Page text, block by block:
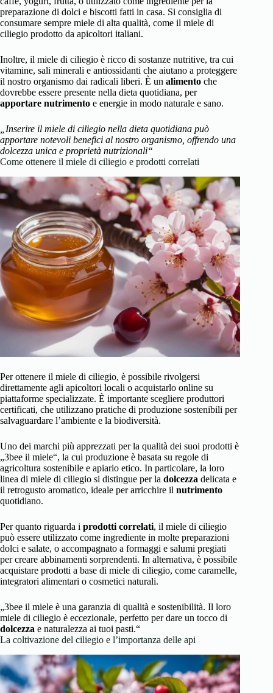
preparazione di dolci e biscotti fatti in casa. Si consiglia di
consumare sempre miele di alta qualità, come il miele di
ciliegio prodotto da apicoltori italiani.
Inoltre, il miele di ciliegio è ricco di sostanze nutritive, tra cui
vitamine, sali minerali e antiossidanti che aiutano a proteggere
il nostro organismo dai radicali liberi. È un alimento che
dovrebbe essere presente nella dieta quotidiana, per
apportare nutrimento e energie in modo naturale e sano.
„Inserire il miele di ciliegio nella dieta quotidiana può
apportare notevoli benefici al nostro organismo, offrendo una
dolcezza unica e proprietà nutrizionali“
Come ottenere il miele di ciliegio e prodotti correlati
Per ottenere il miele di ciliegio, è possibile rivolgersi
direttamente agli apicoltori locali o acquistarlo online su
piattaforme specializzate. È importante scegliere produttori
certificati, che utilizzano pratiche di produzione sostenibili per
salvaguardare l’ambiente e la biodiversità.
Uno dei marchi più apprezzati per la qualità dei suoi prodotti è
„3bee il miele“, la cui produzione è basata su regole di
agricoltura sostenibile e apiario etico. In particolare, la loro
linea di miele di ciliegio si distingue per la dolcezza delicata e
il retrogusto aromatico, ideale per arricchire il nutrimento
quotidiano.
Per quanto riguarda i prodotti correlati, il miele di ciliegio
può essere utilizzato come ingrediente in molte preparazioni
dolci e salate, o accompagnato a formaggi e salumi pregiati
per creare abbinamenti sorprendenti. In alternativa, è possibile
acquistare prodotti a base di miele di ciliegio, come caramelle,
integratori alimentari o cosmetici naturali.
„3bee il miele è una garanzia di qualità e sostenibilità. Il loro
miele di ciliegio è eccezionale, perfetto per dare un tocco di
dolcezza e naturalezza ai tuoi pasti.“
La coltivazione del ciliegio e l’importanza delle api